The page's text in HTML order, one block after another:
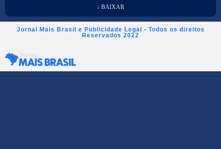
↓ BAIXAR
Jornal Mais Brasil e Publicidade Legal - Todos os direitos
Reservados 2022